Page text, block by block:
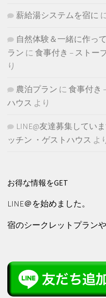
薪給湯システムを宿に
自然体験＆一緒に作っ
ラン に 食事付き – ストー
り
農泊プラン に 食事付き
ハウス より
LINE@友達募集してい
ッチン ・ゲストハウス よ
お得な情報をGET
LINE＠を始めました。
宿のシークレットプラン